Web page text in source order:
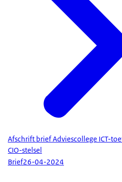
Afschrift brief Adviescollege ICT-
CIO-stelsel
Brief26-04-2024